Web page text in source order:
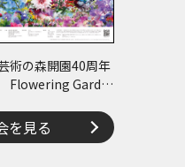
術の森開園40周年
Flowering Garde
を見る